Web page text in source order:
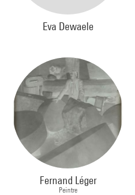
Eva Dewaele
Fernand Léger
Peintre